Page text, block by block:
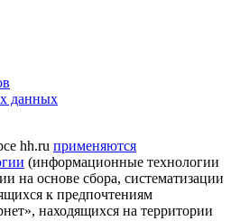
данных
hh.ru применяются
(информационные технологии
на основе сбора, систематизации
к предпочтениям
находящихся на территории